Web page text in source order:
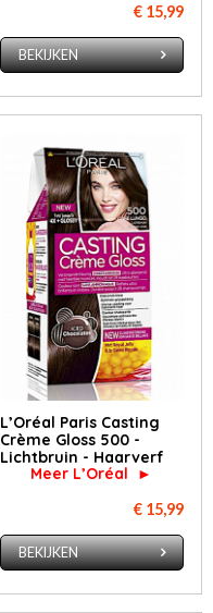
€ 15,99
BEKIJKEN
L’Oréal Paris Casting
Crème Gloss 500 -
Lichtbruin - Haarverf
Meer L’Oréal ►
€ 15,99
BEKIJKEN